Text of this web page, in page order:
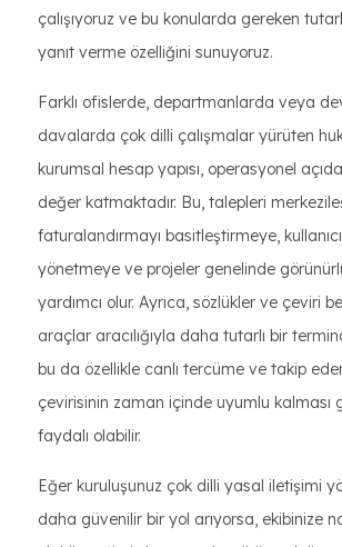
çalışıyoruz ve bu konularda gereken
yanıt verme özelliğini sunuyoruz.
Farklı ofislerde, departmanlarda veya
davalarda çok dilli çalışmalar yürüten
kurumsal hesap yapısı, operasyonel
değer katmaktadır. Bu, talepleri
faturalandırmayı basitleştirmeye,
yönetmeye ve projeler genelinde
yardımcı olur. Ayrıca, sözlükler ve çeviri
araçlar aracılığıyla daha tutarlı bir
bu da özellikle canlı tercüme ve takip
çevirisinin zaman içinde uyumlu kalması
faydalı olabilir.
Eğer kuruluşunuz çok dilli yasal iletişimi
daha güvenilir bir yol arıyorsa, ekibinize